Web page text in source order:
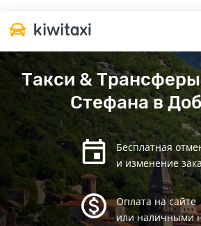
Такси &
Стефана в
Бесплатная
и изменение
Оплата на сайте
или наличными